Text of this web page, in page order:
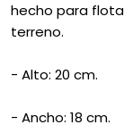
hecho para
terreno.
- Alto: 20 cm.
- Ancho: 18 cm.